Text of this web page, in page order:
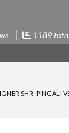
1189
SHRI